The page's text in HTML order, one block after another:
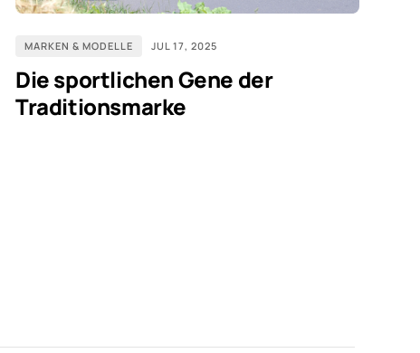
MARKEN & MODELLE JUL 17, 2025
Die sportlichen Gene der
Traditionsmarke